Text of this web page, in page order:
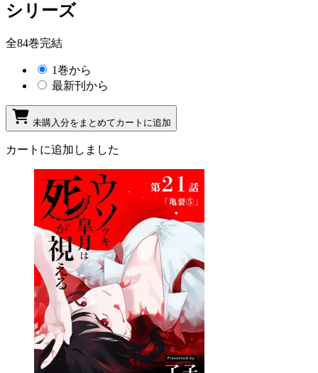
シリーズ
全84巻完結
1巻から
最新刊から
未購入分をまとめてカートに追加
カートに追加しました